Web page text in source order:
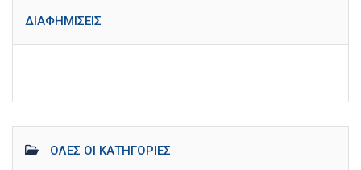
ΔΙΑΦΗΜΊΣΕΙΣ
ΌΛΕΣ ΟΙ ΚΑΤΗΓΟΡΊΕΣ